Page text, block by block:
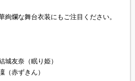
絢爛な舞台衣装にもご注目ください。
友奈（眠り姫）
赤ずきん）